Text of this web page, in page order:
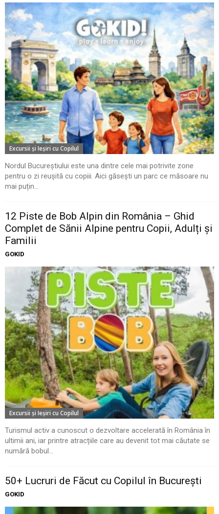
Excursii şi Ieşiri cu Copilul
Nordul Bucureștiului este una dintre cele mai potrivite zone
pentru o zi reușită cu copiii. Aici găsești un parc ce măsoare nu
mai puțin...
12 Piste de Bob Alpin din România – Ghid
Complet de Sănii Alpine pentru Copii, Adulți și
Familii
GOKID
Excursii şi Ieşiri cu Copilul
Turismul activ a cunoscut o dezvoltare accelerată în România în
ultimii ani, iar printre atracțiile care au devenit tot mai căutate se
numără bobul...
50+ Lucruri de Făcut cu Copilul în București
GOKID